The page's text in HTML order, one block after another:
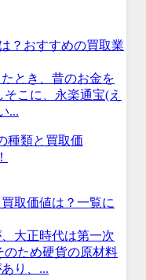
？おすすめの買取業
とき、昔のお金を
こに、永楽通宝(え
...
取価値は？一覧に
大正時代は第一次
のため硬貨の原材料
り、...